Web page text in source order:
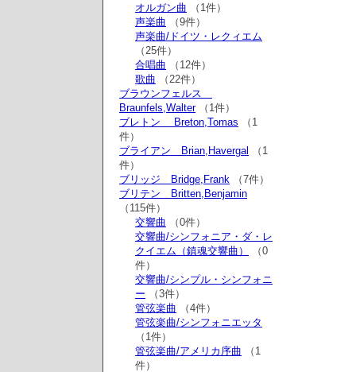
オルガン曲 （1件）
声楽曲 （9件）
声楽曲/ドイツ・レクィエム
（25件）
合唱曲 （12件）
歌曲 （22件）
ブラウンフェルス
Braunfels,Walter（1件）
ブレトン Breton,Tomas （1
件）
ブライアン Brian,Havergal
（1
件）
ブリッジ Bridge,Frank （7件）
ブリテン Britten,Benjamin
（115件）
交響曲 （0件）
交響曲/シンフォニア・ダ・レ
クイエム（鎮魂交響曲）
（0
件）
交響曲/シンプル・シンフォニ
ー （3件）
管弦楽曲 （4件）
管弦楽曲/シンフォニエッタ
（1件）
管弦楽曲/アメリカ序曲 （1
件）